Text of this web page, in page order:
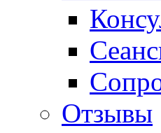
Отзывы